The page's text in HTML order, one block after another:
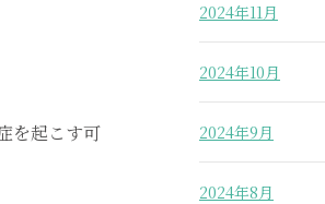
を起こす可
2024年11月
2024年10月
2024年9月
2024年8月